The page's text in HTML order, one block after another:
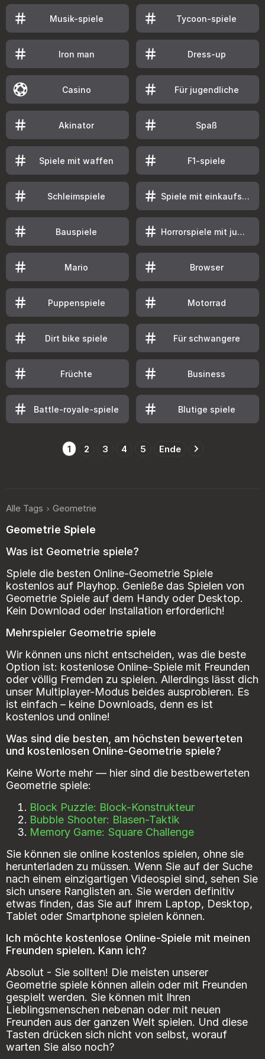
Musik-spiele Tycoon-spiele
Iron man Dress-up
Casino Für jugendliche
Akinator Spaß
Spiele mit waffen F1-spiele
Schleimspiele Spiele mit einkaufsläden
Bauspiele Horrorspiele mit jump scares
Mario Browser
Puppenspiele Motorrad
Dirt bike spiele Für schwangere
Früchte Business
Battle-royale-spiele Blutige spiele
1 2 3 4 5 Ende
Alle Tags Geometrie
Geometrie Spiele
Was ist Geometrie spiele?
Spiele die besten Online-Geometrie Spiele
kostenlos auf Playhop. Genieße das Spielen von
Geometrie Spiele auf dem Handy oder Desktop.
Kein Download oder Installation erforderlich!
Mehrspieler Geometrie spiele
Wir können uns nicht entscheiden, was die beste
Option ist: kostenlose Online-Spiele mit Freunden
oder völlig Fremden zu spielen. Allerdings lässt dich
unser Multiplayer-Modus beides ausprobieren. Es
ist einfach – keine Downloads, denn es ist
kostenlos und online!
Was sind die besten, am höchsten bewerteten
und kostenlosen Online-Geometrie spiele?
Keine Worte mehr — hier sind die bestbewerteten
Geometrie spiele:
Block Puzzle: Block-Konstrukteur
Bubble Shooter: Blasen-Taktik
Memory Game: Square Challenge
Sie können sie online kostenlos spielen, ohne sie
herunterladen zu müssen. Wenn Sie auf der Suche
nach einem einzigartigen Videospiel sind, sehen Sie
sich unsere Ranglisten an. Sie werden definitiv
etwas finden, das Sie auf Ihrem Laptop, Desktop,
Tablet oder Smartphone spielen können.
Ich möchte kostenlose Online-Spiele mit meinen
Freunden spielen. Kann ich?
Absolut - Sie sollten! Die meisten unserer
Geometrie spiele können allein oder mit Freunden
gespielt werden. Sie können mit Ihren
Lieblingsmenschen nebenan oder mit neuen
Freunden aus der ganzen Welt spielen. Und diese
Tasten drücken sich nicht von selbst, worauf
warten Sie also noch?